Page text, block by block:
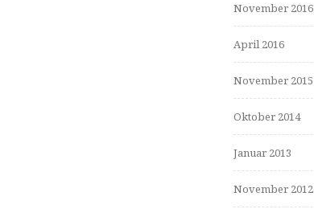
November 2016
April 2016
November 2015
Oktober 2014
Januar 2013
November 2012